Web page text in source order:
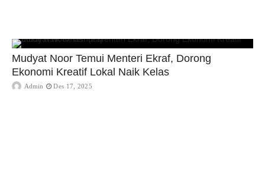
Mudyat Noor Temui Menteri Ekraf, Dorong
Ekonomi Kreatif Lokal Naik Kelas
Admin Des 17, 2025